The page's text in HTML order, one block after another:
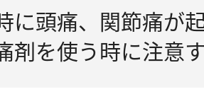
に頭痛、関節痛が
剤を使う時に注意